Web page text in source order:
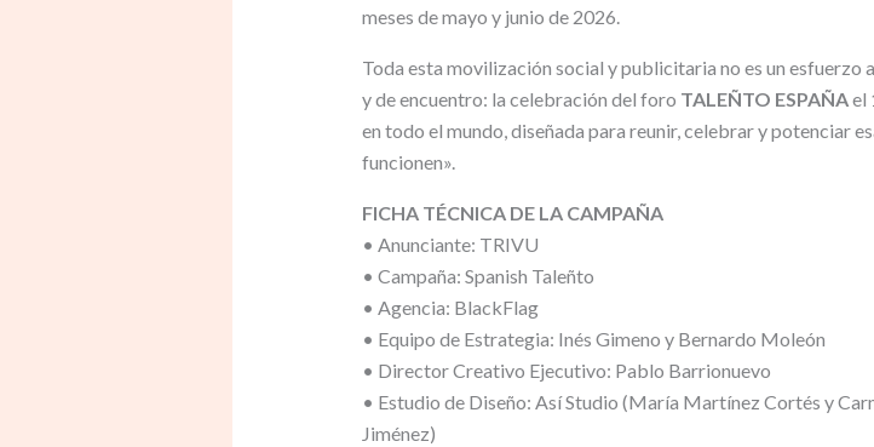
meses de mayo y junio de 2026.
Toda esta movilización social y publicitaria no es un esfuerzo
y de encuentro: la celebración del foro TALEÑTO ESPAÑAel
en todo el mundo, diseñada para reunir, celebrar y potenciar
funcionen».
FICHA TÉCNICA DE LA CAMPAÑA
• Anunciante: TRIVU
• Campaña: Spanish Taleñto
• Agencia: BlackFlag
• Equipo de Estrategia: Inés Gimeno y Bernardo Moleón
• Director Creativo Ejecutivo: Pablo Barrionuevo
• Estudio de Diseño: Así Studio (María Martínez Cortés y
Jiménez)